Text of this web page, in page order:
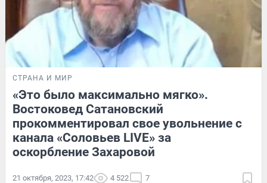
СТРАНА И МИР
«Это было максимально мягко».
Востоковед Сатановский
прокомментировал свое увольнение с
канала «Соловьев LIVE» за
оскорбление Захаровой
21 октября, 2023, 17:42 4 522 7